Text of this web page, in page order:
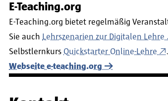
E-Teaching.org
E-Teaching.org bietet regelmäßig
Sie auch Lehrszenarien zur Digitalen Lehre
Selbstlernkurs Quickstarter Online-Lehre
.
Webseite e-teaching.org